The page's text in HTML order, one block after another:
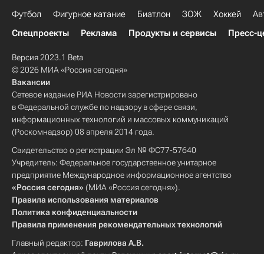
Футбол Фигурное катание Биатлон ЗОЖ Хоккей
Спецпроекты
Реклама Продукты и сервисы Пресс-
Версия 2023.1 Beta
© 2026 МИА «Россия сегодня»
Вакансии
Сетевое издание РИА Новости зарегистрировано
в Федеральной службе по надзору в сфере связи,
информационных технологий и массовых коммуникаций
(Роскомнадзор) 08 апреля 2014 года.
Свидетельство о регистрации Эл № ФС77-57640
Учредитель: Федеральное государственное унитарное
предприятие Международное информационное агентство
«Россия сегодня» (МИА «Россия сегодня»).
Правила использования материалов
Политика конфиденциальности
Правила применения рекомендательных технологий
Главный редактор: Гаврилова А.В.